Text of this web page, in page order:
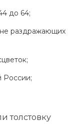
до 64;
раздражающих
России;
толстовку